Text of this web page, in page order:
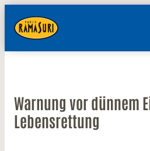
Warnung vor dünnem
Lebensrettung